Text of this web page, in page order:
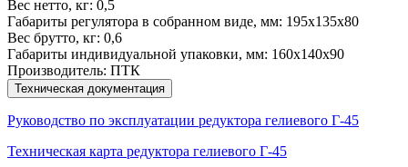
Вес нетто, кг: 0,5
Габариты регулятора в собранном виде, мм: 195х135х80
Вес брутто, кг: 0,6
Габариты индивидуальной упаковки, мм: 160х140х90
Производитель: ПТК
Техническая документация
Руководство по эксплуатации редуктора гелиевого Г-45
Техническая карта редуктора гелиевого Г-45